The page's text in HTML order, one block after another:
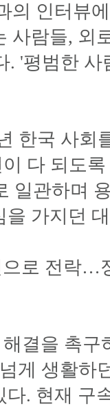
의 인터뷰
사람들, 외
. '평범한
한국 사회
다 되도
일관하며
을 가지던
로 전락…
결을 촉
게 생활하
다. 현재 구